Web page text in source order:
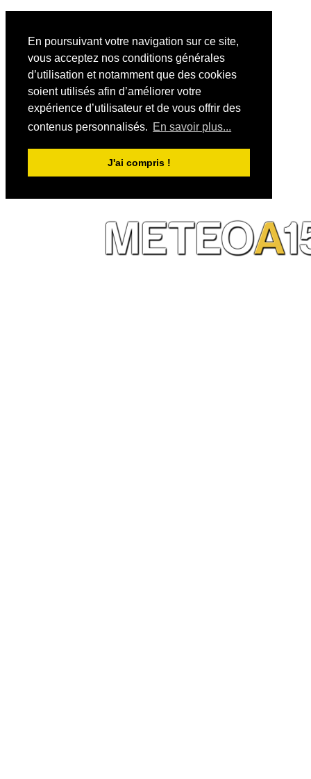
En poursuivant votre navigation sur ce site,
vous acceptez nos conditions générales
d’utilisation et notamment que des cookies
soient utilisés afin d’améliorer votre
expérience d’utilisateur et de vous offrir des
contenus personnalisés. En savoir plus...
J'ai compris !